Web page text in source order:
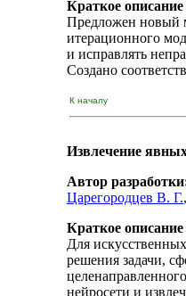
Краткое описание
Предложен новый
итерационного
и исправлять
Создано
К началу
Извлечение
Автор
Царегородцев В. Г.
Краткое описание
Для
решения задачи,
нейросети и